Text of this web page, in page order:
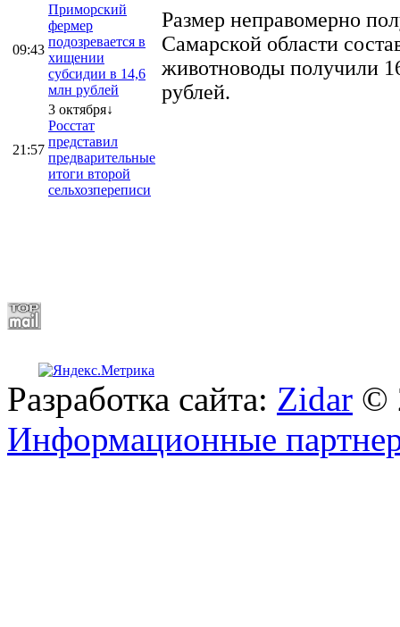
09:43
Приморский
фермер
подозревается в
хищении
субсидии в 14,6
млн рублей
21:57
3 октября↓
Росстат
представил
предварительные
итоги второй
сельхозпереписи
Размер неправомерно
Самарской области
животноводы получили
рублей.
Разработка сайта: Zidar ©
Информационные